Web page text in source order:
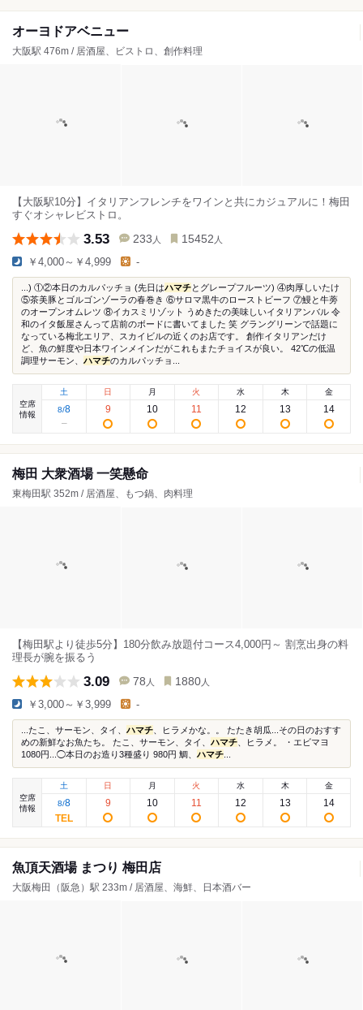
オーヨドアベニュー
大阪駅 476m / 居酒屋、ビストロ、創作料理
【大阪駅10分】イタリアンフレンチをワインと共にカジュアルに！梅田
すぐオシャレビストロ。
3.53 233 人 15452 人
￥4,000～￥4,999 -
...) ①②本日のカルパッチョ (先日はハマチとグレープフルーツ) ④肉厚しいたけ
⑤茶美豚とゴルゴンゾーラの春巻き ⑥サロマ黒牛のローストビーフ ⑦鰻と牛蒡
のオープンオムレツ ⑧イカスミリゾット うめきたの美味しいイタリアンバル 令
和のイタ飯屋さんって店前のボードに書いてました 笑 グラングリーンで話題に
なっている梅北エリア、スカイビルの近くのお店です。 創作イタリアンだけ
ど、魚の鮮度や日本ワインメインだがこれもまたチョイスが良い。 42℃の低温
調理サーモン、 ハマチのカルパッチョ...
空席
情報
土
8/8
日
9
月
10
火
11
水
12
木
13
金
14
梅田 大衆酒場 一笑懸命
東梅田駅 352m / 居酒屋、もつ鍋、肉料理
【梅田駅より徒歩5分】180分飲み放題付コース4,000円～ 割烹出身の料
理長が腕を振るう
3.09 78 人 1880 人
￥3,000～￥3,999 -
...たこ、サーモン、タイ、 ハマチ 、ヒラメかな。。 たたき胡瓜...その日のおすす
めの新鮮なお魚たち。 たこ、サーモン、タイ、 ハマチ 、ヒラメ。 ・エビマヨ
1080円...◯本日のお造り3種盛り 980円 鯛、 ハマチ
空席
情報
土
8/8
日
9
月
10
火
11
水
12
木
13
金
14
魚頂天酒場 まつり 梅田店
大阪梅田（阪急）駅 233m / 居酒屋、海鮮、日本酒バー